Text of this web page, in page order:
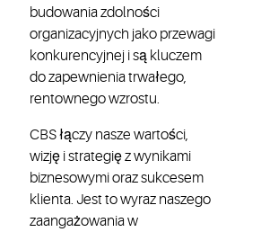
budowania zdolności
organizacyjnych jako przewagi
konkurencyjnej i są kluczem
do zapewnienia trwałego,
rentownego wzrostu.
CBS łączy nasze wartości,
wizję i strategię z wynikami
biznesowymi oraz sukcesem
klienta. Jest to wyraz naszego
zaangażowania w